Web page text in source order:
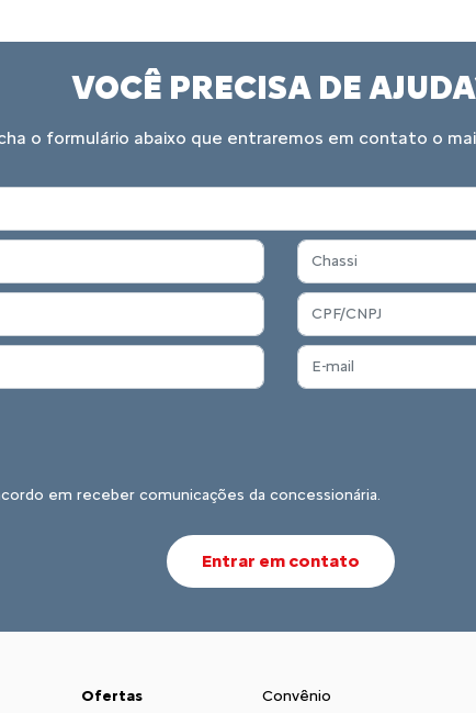
VOCÊ PRECISA DE
o formulário abaixo que entraremos em contato o
em receber comunicações da concessionária.
Entrar em contato
Ofertas Convênio